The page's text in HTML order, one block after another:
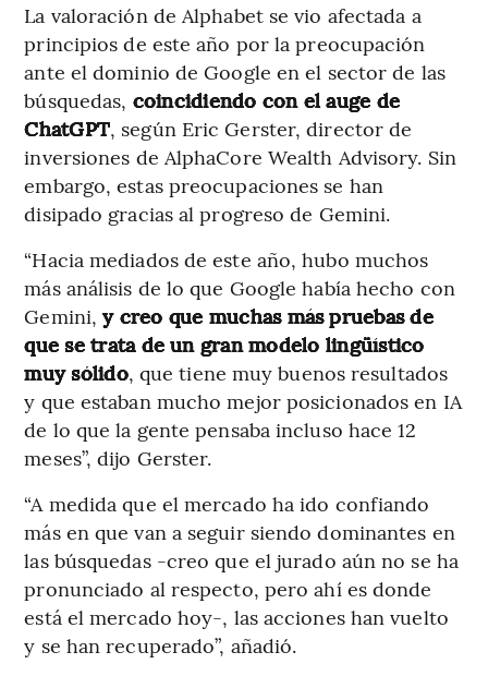
La valoración de Alphabet se vio afectada a
principios de este año por la preocupación
ante el dominio de Google en el sector de las
búsquedas, coincidiendo con el auge de
ChatGPT, según Eric Gerster, director de
inversiones de AlphaCore Wealth Advisory. Sin
embargo, estas preocupaciones se han
disipado gracias al progreso de Gemini.
“Hacia mediados de este año, hubo muchos
más análisis de lo que Google había hecho con
Gemini,y creo que muchas más pruebas de
que se trata de un gran modelo lingüístico
muy sólido, que tiene muy buenos resultados
y que estaban mucho mejor posicionados en IA
de lo que la gente pensaba incluso hace 12
meses”, dijo Gerster.
“A medida que el mercado ha ido confiando
más en que van a seguir siendo dominantes en
las búsquedas -creo que el jurado aún no se ha
pronunciado al respecto, pero ahí es donde
está el mercado hoy-, las acciones han vuelto
y se han recuperado”, añadió.